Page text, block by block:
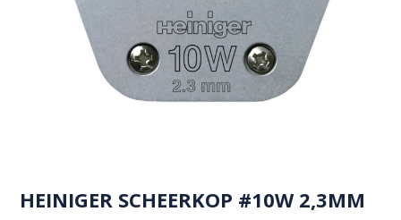
HEINIGER SCHEERKOP #10W 2,3MM